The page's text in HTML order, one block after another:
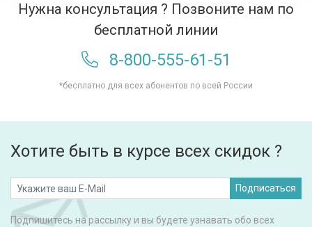
Нужна консультация ? Позвоните нам по
бесплатной линии
8-800-555-61-51
*бесплатно для всех абонентов по всей России
Хотите быть в курсе всех скидок ?
Подписаться
Подпишитесь на рассылку и вы будете узнавать обо всех